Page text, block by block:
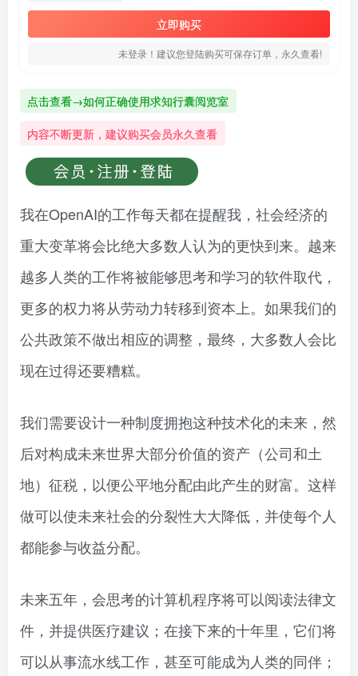
立即购买
未登录！建议您登陆购买可保存订单，永久查看!
点击查看→如何正确使用求知行囊阅览室
内容不断更新，建议购买会员永久查看
我在OpenAI的工作每天都在提醒我，社会经济的
重大变革将会比绝大多数人认为的更快到来。越来
越多人类的工作将被能够思考和学习的软件取代，
更多的权力将从劳动力转移到资本上。如果我们的
公共政策不做出相应的调整，最终，大多数人会比
现在过得还要糟糕。
我们需要设计一种制度拥抱这种技术化的未来，然
后对构成未来世界大部分价值的资产（公司和土
地）征税，以便公平地分配由此产生的财富。这样
做可以使未来社会的分裂性大大降低，并使每个人
都能参与收益分配。
未来五年，会思考的计算机程序将可以阅读法律文
件，并提供医疗建议；在接下来的十年里，它们将
可以从事流水线工作，甚至可能成为人类的同伴；